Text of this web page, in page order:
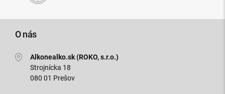
O nás
Alkonealko.sk (ROKO, s.r.o.)
Strojnícka 18
080 01 Prešov